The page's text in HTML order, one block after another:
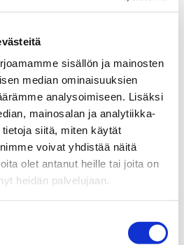
sisällön ja mainosten
median ominaisuuksien
analysoimiseen. Lisäksi
mainosalan ja analytiikka-
siitä, miten käytät
voivat yhdistää näitä
olet antanut heille tai joita on
heidän palvelujaan.
kestäviä ja koeteltuja
mitoitettu Pohjolan vaihteleviin
on betonirakenteinen
rakenteen
irti maasta. Näin pystytään